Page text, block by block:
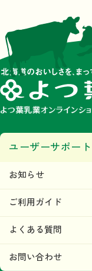
ユーザーサポート
お知らせ
ご利用ガイド
よくある質問
お問い合わせ